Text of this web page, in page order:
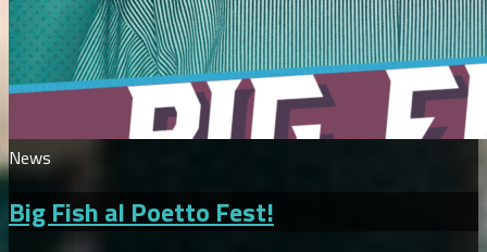
News
Big Fish al Poetto Fest!